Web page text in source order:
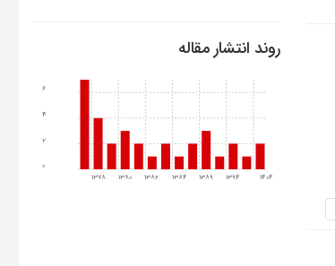
روند انتشار مقاله
1378 1380 1382 1384 1389 1394 1404
0
2
4
6